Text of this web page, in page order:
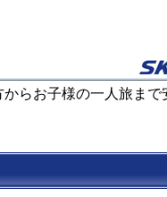
らお子様の一人旅ま